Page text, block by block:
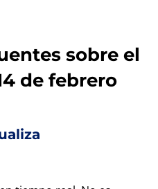
sobre el
de febrero